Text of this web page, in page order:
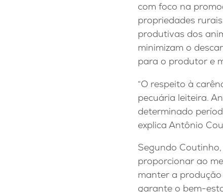
com foco na
propriedades
produtivas dos
minimizam o
para o produtor e
“O respeito à
pecuária leiteira.
determinado
explica Antônio
Segundo
proporcionar ao
manter a
garante o bem-